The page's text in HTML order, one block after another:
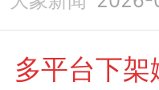
多平台下架